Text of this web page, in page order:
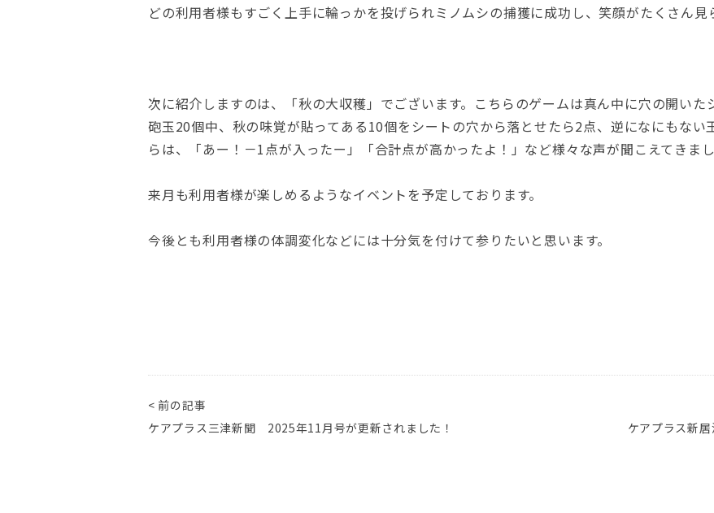
どの利用者様もすごく上手に輪っかを投げられミノムシの捕獲に成功し、笑顔がたくさん見
次に紹介しますのは、「秋の大収穫」でございます。こちらのゲームは真ん中に穴の開いた
砲玉20個中、秋の味覚が貼ってある10個をシートの穴から落とせたら2点、逆になにもない
らは、「あー！－1点が入ったー」「合計点が高かったよ！」など様々な声が聞こえてきまし
来月も利用者様が楽しめるようなイベントを予定しております。
今後とも利用者様の体調変化などには十分気を付けて参りたいと思います。
< 前の記事
ケアプラス三津新聞 2025年11月号が更新されました！
ケアプラス新